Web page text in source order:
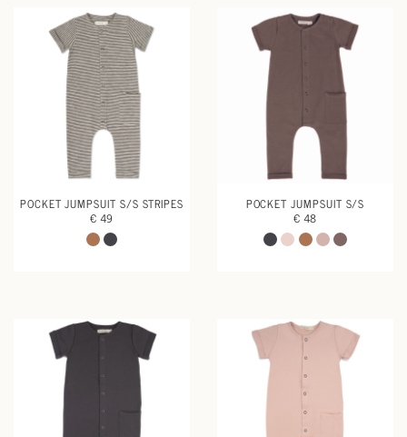
POCKET JUMPSUIT S/S STRIPES
€ 49
POCKET JUMPSUIT S/S
€ 48